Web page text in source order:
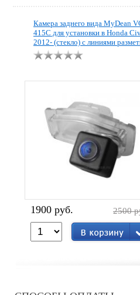
Камера заднего вида MyDean
415C для установки в Honda
2012- (стекло) с линиями
1900 руб. 2500